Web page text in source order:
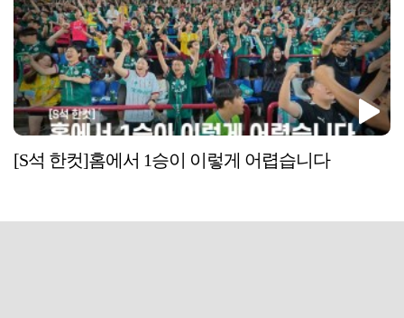
[S석 한컷]홈에서 1승이 이렇게 어렵습니다